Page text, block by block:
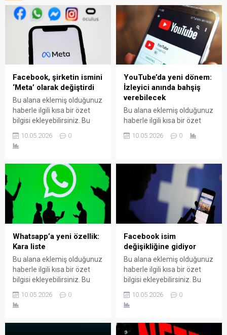
Facebook, şirketin ismini
‘Meta’ olarak değiştirdi
Bu alana eklemiş olduğunuz
haberle ilgili kısa bir özet
bilgisi ekleyebilirsiniz. Bu
sayfasında "Özet"
bölümünden eklenebilir.
altında kalın olarak bu
şekilde gösterilir,
eklenmemişse bu alan boş
kalır.
10.05.2026 0
YouTube’da yeni dönem:
İzleyici anında bahşiş
verebilecek
Bu alana eklemiş olduğunuz
haberle ilgili kısa bir özet
metin yazı düzenleme
Özet eklenmişse başlık
altında kalın olarak bu
şekilde gösterilir,
eklenmemişse bu alan boş
kalır.
10.05.2026 0
Whatsapp’a yeni özellik:
Kara liste
Bu alana eklemiş olduğunuz
haberle ilgili kısa bir özet
bilgisi ekleyebilirsiniz. Bu
sayfasında "Özet"
bölümünden eklenebilir.
10.05.2026 0
Facebook isim
değişikliğine gidiyor
Bu alana eklemiş olduğunuz
haberle ilgili kısa bir özet
bilgisi ekleyebilirsiniz. Bu
sayfasında "Özet"
bölümünden eklenebilir.
altında kalın olarak bu
10.05.2026 0